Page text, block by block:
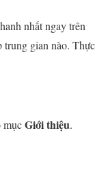
nhất ngay trên
trung gian nào. Thực
mụcGiới thiệu.